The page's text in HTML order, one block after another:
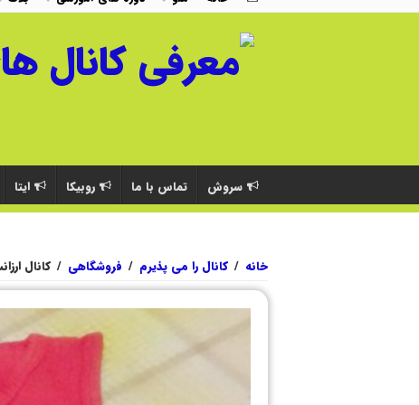
سروش تماس با ما روبیکا ایتا
خانه / کانال را می پذیرم / فروشگاهی / کانال